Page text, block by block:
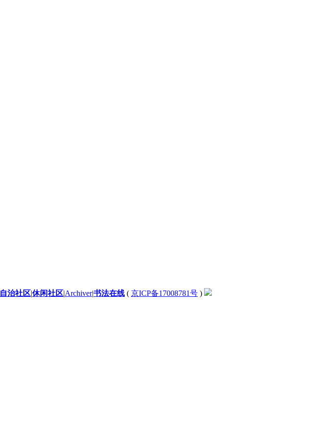
自治社区|休闲社区|Archiver|书法在线 ( 京ICP备17008781号 )